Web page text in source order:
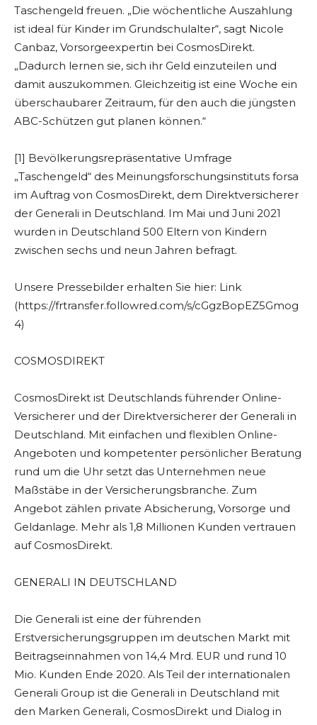
Taschengeld freuen. „Die wöchentliche Auszahlung
ist ideal für Kinder im Grundschulalter“, sagt Nicole
Canbaz, Vorsorgeexpertin bei CosmosDirekt.
„Dadurch lernen sie, sich ihr Geld einzuteilen und
damit auszukommen. Gleichzeitig ist eine Woche ein
überschaubarer Zeitraum, für den auch die jüngsten
ABC-Schützen gut planen können.“
[1] Bevölkerungsrepräsentative Umfrage
„Taschengeld“ des Meinungsforschungsinstituts forsa
im Auftrag von CosmosDirekt, dem Direktversicherer
der Generali in Deutschland. Im Mai und Juni 2021
wurden in Deutschland 500 Eltern von Kindern
zwischen sechs und neun Jahren befragt.
Unsere Pressebilder erhalten Sie hier: Link
(https://frtransfer.followred.com/s/cGgzBopEZ5Gmog
4)
COSMOSDIREKT
CosmosDirekt ist Deutschlands führender Online-
Versicherer und der Direktversicherer der Generali in
Deutschland. Mit einfachen und flexiblen Online-
Angeboten und kompetenter persönlicher Beratung
rund um die Uhr setzt das Unternehmen neue
Maßstäbe in der Versicherungsbranche. Zum
Angebot zählen private Absicherung, Vorsorge und
Geldanlage. Mehr als 1,8 Millionen Kunden vertrauen
auf CosmosDirekt.
GENERALI IN DEUTSCHLAND
Die Generali ist eine der führenden
Erstversicherungsgruppen im deutschen Markt mit
Beitragseinnahmen von 14,4 Mrd. EUR und rund 10
Mio. Kunden Ende 2020. Als Teil der internationalen
Generali Group ist die Generali in Deutschland mit
den Marken Generali, CosmosDirekt und Dialog in